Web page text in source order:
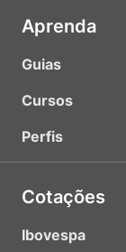
Aprenda
Guias
Cursos
Perfis
Cotações
Ibovespa